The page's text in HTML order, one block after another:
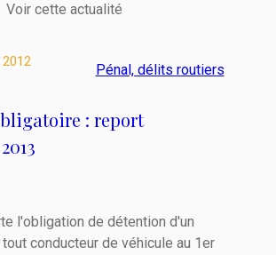
Voir cette actualité
Pénal, délits routiers
: report
l'obligation de détention d'un
conducteur de véhicule au 1er